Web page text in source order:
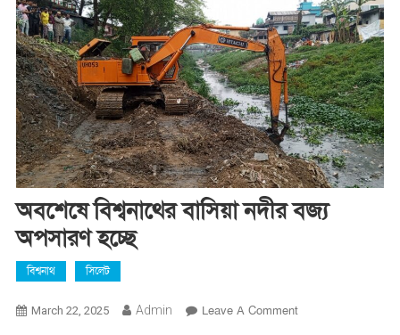
অবশেষে বিশ্বনাথের বাসিয়া নদীর বজ্য
অপসারণ হচ্ছে
বিশ্বনাথ সিলেট
March 22, 2025 Admin Leave A CommentOn